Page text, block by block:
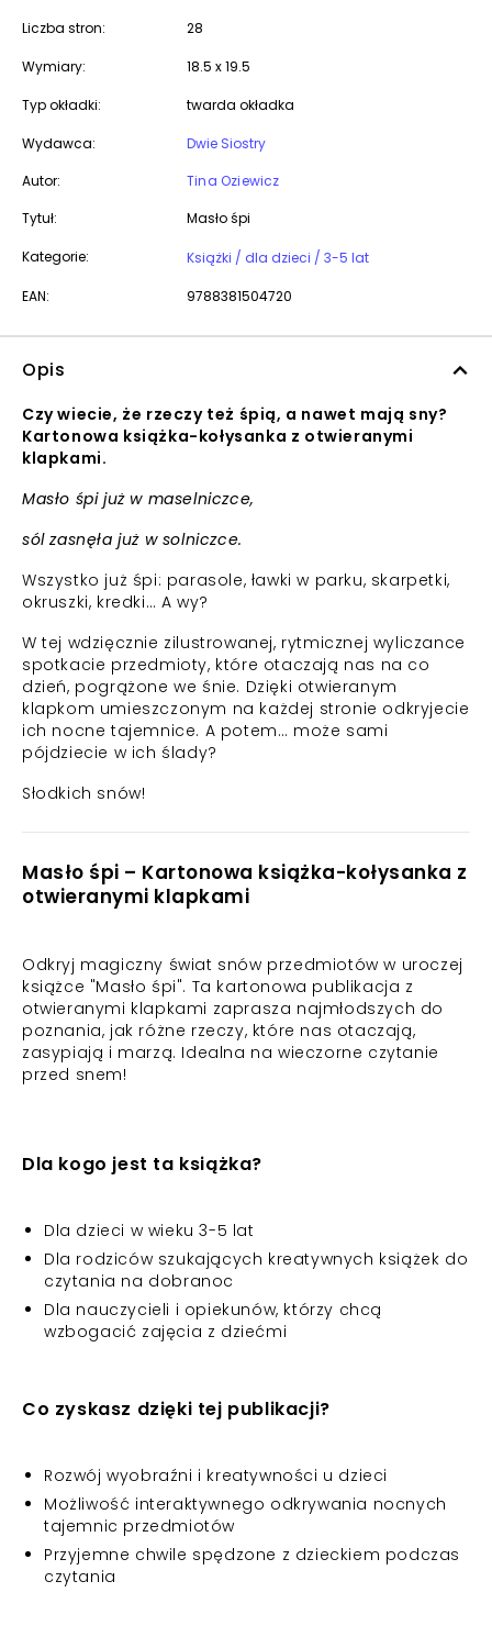
Liczba stron: 28
Wymiary: 18.5 x 19.5
Typ okładki: twarda okładka
Wydawca:
Dwie Siostry
Autor:
Tina Oziewicz
Tytuł:
Masło śpi
Kategorie: Książki / dla dzieci / 3-5 lat
EAN: 9788381504720
Opis
Czy wiecie, że rzeczy też śpią, a nawet mają sny?
Kartonowa książka-kołysanka z otwieranymi
klapkami.
Masło śpi już w maselniczce,
sól zasnęła już w solniczce.
Wszystko już śpi: parasole, ławki w parku, skarpetki,
okruszki, kredki… A wy?
W tej wdzięcznie zilustrowanej, rytmicznej wyliczance
spotkacie przedmioty, które otaczają nas na co
dzień, pogrążone we śnie. Dzięki otwieranym
klapkom umieszczonym na każdej stronie odkryjecie
ich nocne tajemnice. A potem… może sami
pójdziecie w ich ślady?
Słodkich snów!
Masło śpi – Kartonowa książka-kołysanka z
otwieranymi klapkami
Odkryj magiczny świat snów przedmiotów w uroczej
książce "Masło śpi". Ta kartonowa publikacja z
otwieranymi klapkami zaprasza najmłodszych do
poznania, jak różne rzeczy, które nas otaczają,
zasypiają i marzą. Idealna na wieczorne czytanie
przed snem!
Dla kogo jest ta książka?
Dla dzieci w wieku 3-5 lat
Dla rodziców szukających kreatywnych książek do
czytania na dobranoc
Dla nauczycieli i opiekunów, którzy chcą
wzbogacić zajęcia z dziećmi
Co zyskasz dzięki tej publikacji?
Rozwój wyobraźni i kreatywności u dzieci
Możliwość interaktywnego odkrywania nocnych
tajemnic przedmiotów
Przyjemne chwile spędzone z dzieckiem podczas
czytania